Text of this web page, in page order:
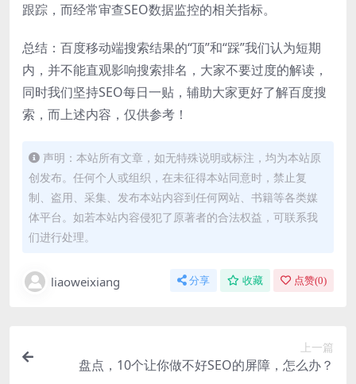
跟踪，而经常审查SEO数据监控的相关指标。
总结：百度移动端搜索结果的“顶”和“踩”我们认为短期
内，并不能直观影响搜索排名，大家不要过度的解读，
同时我们坚持SEO每日一贴，辅助大家更好了解百度搜
索，而上述内容，仅供参考！
声明：本站所有文章，如无特殊说明或标注，均为本站原
创发布。任何个人或组织，在未征得本站同意时，禁止复
制、盗用、采集、发布本站内容到任何网站、书籍等各类媒
体平台。如若本站内容侵犯了原著者的合法权益，可联系我
们进行处理。
liaoweixiang 分享 收藏 点赞(0)
上一篇
盘点，10个让你做不好SEO的屏障，怎么办？